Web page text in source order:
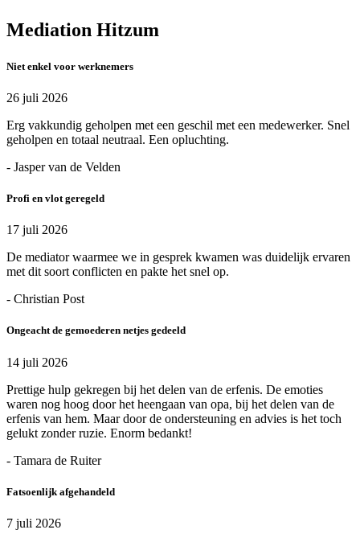
Mediation Hitzum
Niet enkel voor werknemers
26 juli 2026
Erg vakkundig geholpen met een geschil met een medewerker. Snel
geholpen en totaal neutraal. Een opluchting.
- Jasper van de Velden
Profi en vlot geregeld
17 juli 2026
De mediator waarmee we in gesprek kwamen was duidelijk ervaren
met dit soort conflicten en pakte het snel op.
- Christian Post
Ongeacht de gemoederen netjes gedeeld
14 juli 2026
Prettige hulp gekregen bij het delen van de erfenis. De emoties
waren nog hoog door het heengaan van opa, bij het delen van de
erfenis van hem. Maar door de ondersteuning en advies is het toch
gelukt zonder ruzie. Enorm bedankt!
- Tamara de Ruiter
Fatsoenlijk afgehandeld
7 juli 2026